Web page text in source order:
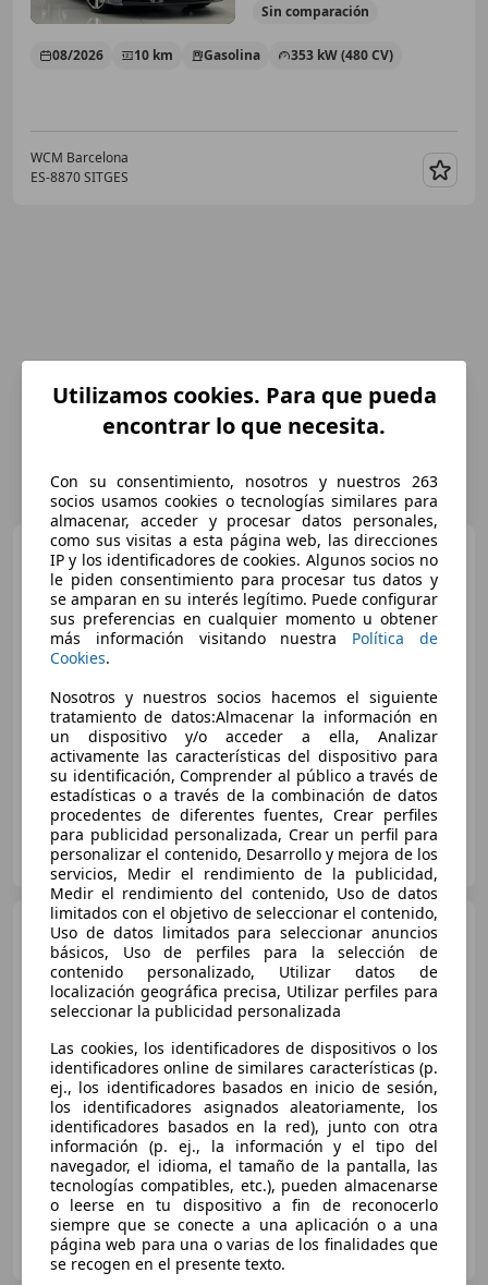
Sin comparación
08/2026 10 km Gasolina 353 kW (480 CV)
WCM Barcelona
ES-8870 SITGES
Porsche 911Turbo S
€ 349.900 1
01/2026 18.000 km
Electro/Gasolina
523 kW (711 CV)
ICONIC MOTOR GALLERY
ES-08173 SANT CUGAT DEL VALLÈS
Porsche 911Descapotable
Automático de 2 Puertas
Sin comparación
06/2026 1.000 km
Electro/Gasolina
523 kW (711 CV)
TN AUTOSPORT
ES-08205 SABADELL
Utilizamos cookies. Para que pueda
encontrar lo que necesita.
Con su consentimiento, nosotros y nuestros 263
socios usamos cookies o tecnologías similares para
almacenar, acceder y procesar datos personales,
como sus visitas a esta página web, las direcciones
IP y los identificadores de cookies. Algunos socios no
le piden consentimiento para procesar tus datos y
se amparan en su interés legítimo. Puede configurar
sus preferencias en cualquier momento u obtener
más información visitando nuestra Política de
Cookies.
Nosotros y nuestros socios hacemos el siguiente
tratamiento de datos:Almacenar la información en
un dispositivo y/o acceder a ella, Analizar
activamente las características del dispositivo para
su identificación, Comprender al público a través de
estadísticas o a través de la combinación de datos
procedentes de diferentes fuentes, Crear perfiles
para publicidad personalizada, Crear un perfil para
personalizar el contenido, Desarrollo y mejora de los
servicios, Medir el rendimiento de la publicidad,
Medir el rendimiento del contenido, Uso de datos
limitados con el objetivo de seleccionar el contenido,
Uso de datos limitados para seleccionar anuncios
básicos, Uso de perfiles para la selección de
contenido personalizado, Utilizar datos de
localización geográfica precisa, Utilizar perfiles para
seleccionar la publicidad personalizada
Las cookies, los identificadores de dispositivos o los
identificadores online de similares características (p.
ej., los identificadores basados en inicio de sesión,
los identificadores asignados aleatoriamente, los
identificadores basados en la red), junto con otra
información (p. ej., la información y el tipo del
navegador, el idioma, el tamaño de la pantalla, las
tecnologías compatibles, etc.), pueden almacenarse
o leerse en tu dispositivo a fin de reconocerlo
siempre que se conecte a una aplicación o a una
página web para una o varias de los finalidades que
se recogen en el presente texto.